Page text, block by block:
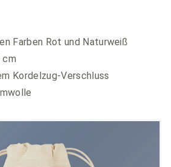
Farben Rot und Naturweiß
cm
Kordelzug-Verschluss